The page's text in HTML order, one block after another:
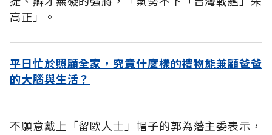
高正」。
平日忙於照顧全家，究竟什麼樣的禮物能兼顧爸爸
的大腦與生活？
不願意戴上「留歐人士」帽子的郭為藩主委表示，